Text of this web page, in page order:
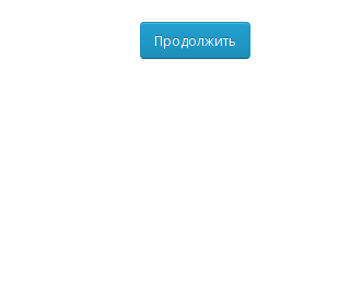
Продолжить